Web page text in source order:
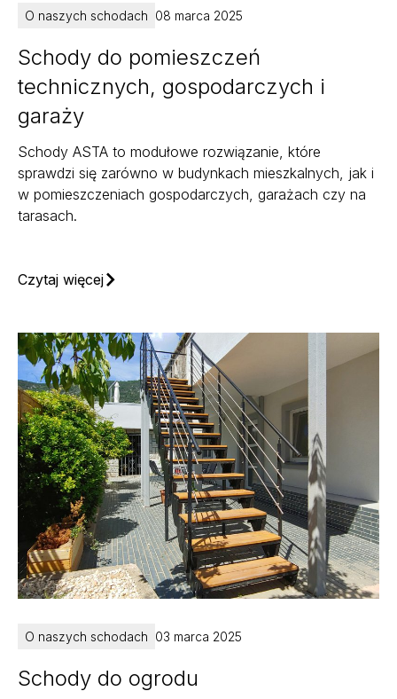
O naszych schodach 08 marca 2025
Schody do pomieszczeń
technicznych, gospodarczych i
garaży
Schody ASTA to modułowe rozwiązanie, które
sprawdzi się zarówno w budynkach mieszkalnych, jak i
w pomieszczeniach gospodarczych, garażach czy na
tarasach.
Czytaj więcej
O naszych schodach 03 marca 2025
Schody do ogrodu